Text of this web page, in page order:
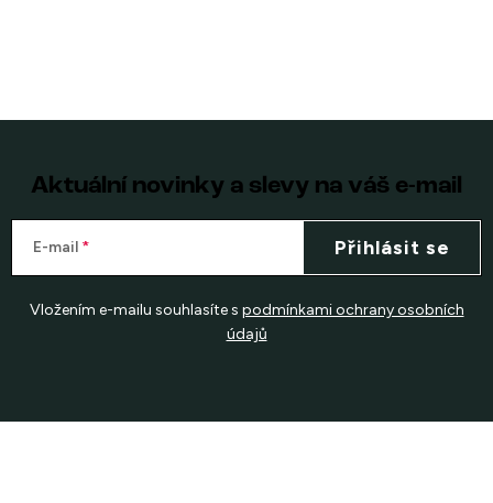
Aktuální novinky a slevy na váš e-mail
E-mail
Vložením e-mailu souhlasíte s podmínkami ochrany osobních
údajů
Přihlásit se